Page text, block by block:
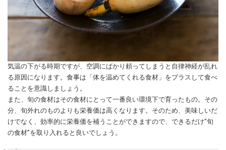
気温の下がる時期ですが、空調にばかり頼ってしまうと自律神経が乱れ
る原因になります。食事は「体を温めてくれる食材」をプラスして食べ
ることを意識しましょう。
また、旬の食材はその食材にとって一番良い環境下で育ったもの。その
分、旬外れのものよりも栄養価は高くなります。そのため、美味しいだ
けでなく、効率的に栄養価を補うことができますので、できるだけ”旬
の食材”を取り入れると良いでしょう。